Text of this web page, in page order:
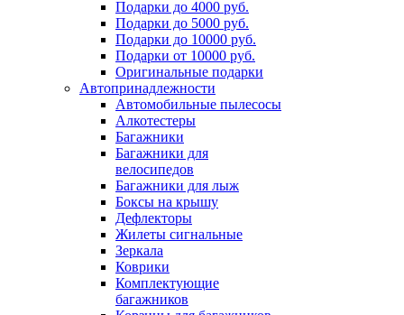
Подарки до 4000 руб.
Подарки до 5000 руб.
Подарки до 10000 руб.
Подарки от 10000 руб.
Оригинальные подарки
Автопринадлежности
Автомобильные пылесосы
Алкотестеры
Багажники
Багажники для
велосипедов
Багажники для лыж
Боксы на крышу
Дефлекторы
Жилеты сигнальные
Зеркала
Коврики
Комплектующие
багажников